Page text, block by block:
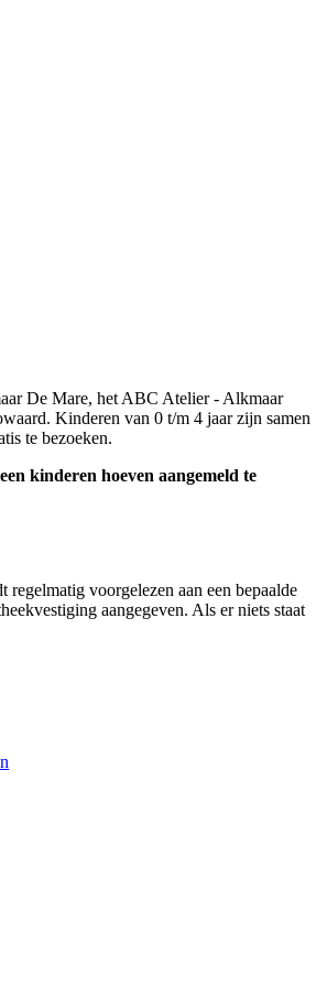
De Mare, het ABC Atelier - Alkmaar
Kinderen van 0 t/m 4 jaar zijn samen
te bezoeken.
kinderen hoeven aangemeld te
regelmatig voorgelezen aan een bepaalde
aangegeven. Als er niets staat